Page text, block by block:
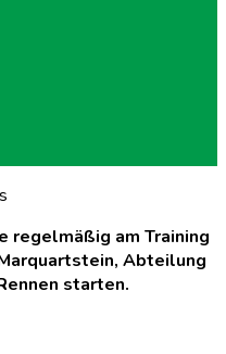
regelmäßig am Training
Abteilung
starten.